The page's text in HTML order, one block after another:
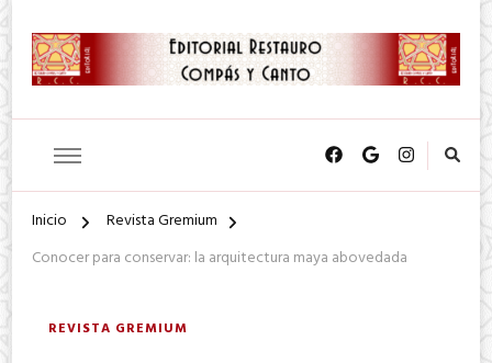
Inicio
Revista Gremium
Conocer para conservar: la arquitectura maya abovedada
REVISTA GREMIUM